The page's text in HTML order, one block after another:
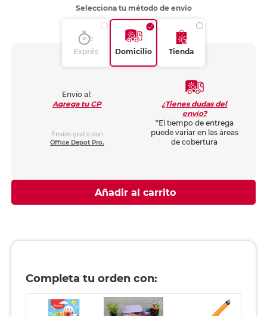
Selecciona tu método de envío
Exprés Domicilio Tienda
Envío al:
Agrega tu CP
Envíos gratis con
Office Depot Pro.
¿Tienes dudas del
envío?
*El tiempo de entrega
puede variar en las áreas
de cobertura
Añadir al carrito
Completa tu orden con: